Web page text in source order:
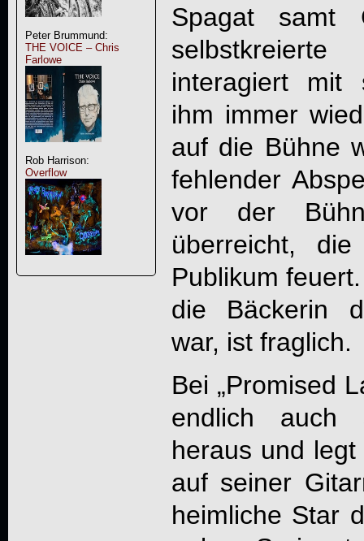
Peter Brummund:
THE VOICE – Chris
Farlowe
Rob Harrison:
Overflow
Spagat samt
interagiert mit
ihm immer
auf die Bühne
fehlender
vor der
überreicht,
Publikum
die Bäckerin
war, ist fraglich.
Bei „Promised
endlich auch
heraus und
auf seiner
heimliche Star